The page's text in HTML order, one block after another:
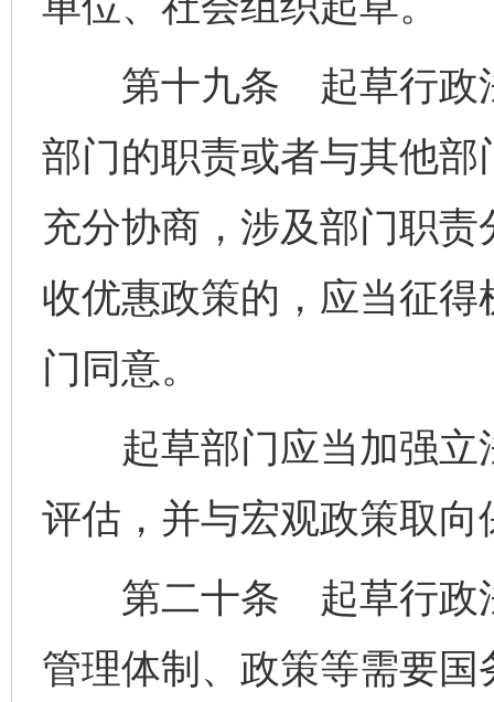
第十九条 起草行政法
部门的职责或者与其他
充分协商，涉及部门职
收优惠政策的，应当征
门同意。
起草部门应当加强立
评估，并与宏观政策取
第二十条 起草行政法
管理体制、政策等需要